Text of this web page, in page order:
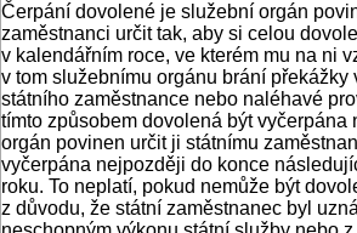
Čerpání dovolené je služební orgán
zaměstnanci určit tak, aby si celou
v kalendářním roce, ve kterém mu na ni
v tom služebnímu orgánu brání překážky
státního zaměstnance nebo naléhavé
tímto způsobem dovolená být vyčerpána
orgán povinen určit ji státnímu
vyčerpána nejpozději do konce
roku. To neplatí, pokud nemůže být
z důvodu, že státní zaměstnanec byl